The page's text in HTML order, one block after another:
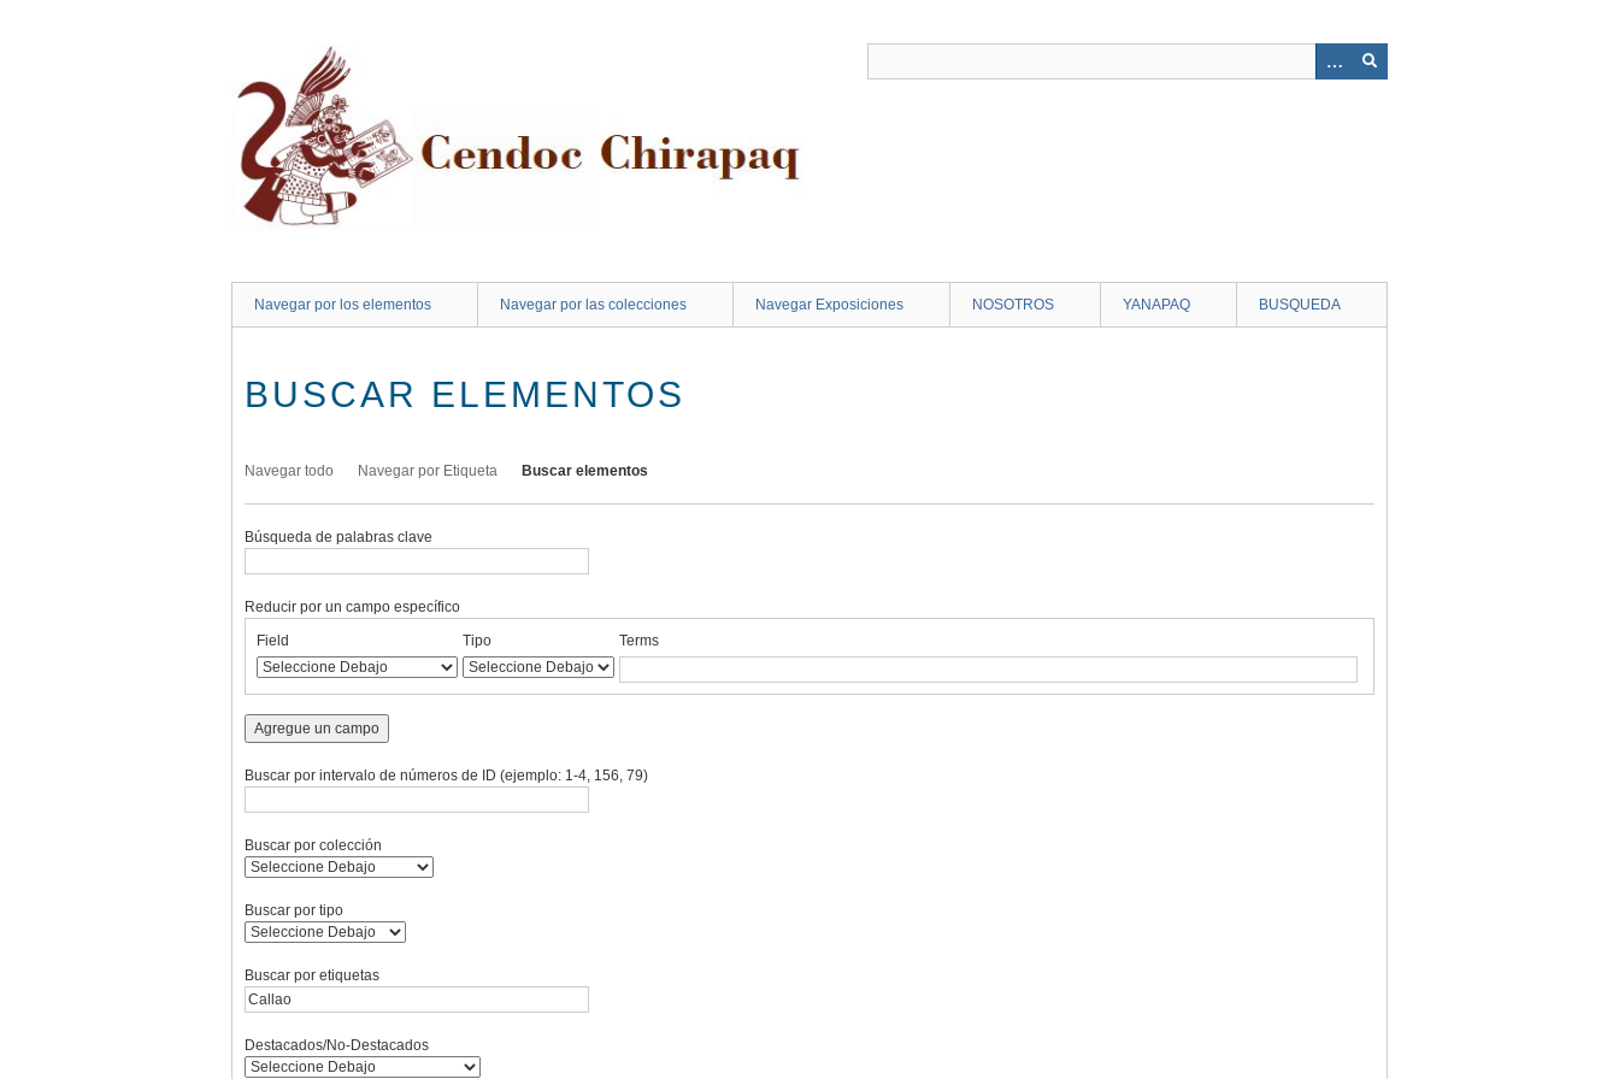
Navegar por los elementos Navegar por las colecciones Navegar Exposiciones NOSOTROS YANAPAQ BUSQUEDA
BUSCAR ELEMENTOS
Navegar todo Navegar por Etiqueta Buscar elementos
Búsqueda de palabras clave
rows
in
"Reducir
por
campo
Reducir por un campo específico
de
búsqueda
de
búsqueda
de
búsqueda
de
Búsqueda
Field Tipo Terms
Agregue un campo
Buscar por intervalo de números de ID (ejemplo: 1-4, 156, 79)
Buscar por colección
Buscar por tipo
Buscar por etiquetas
Destacados/No-Destacados